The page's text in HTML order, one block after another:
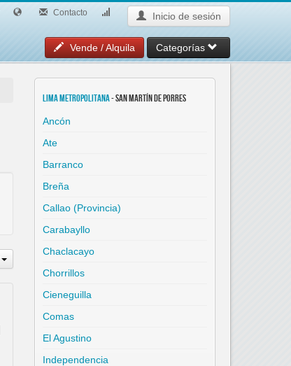
Contacto Inicio de sesión
Vende / Alquila Categorías
Lima Metropolitana- San Martín de Porres
Ancón
Ate
Barranco
Breña
Callao (Provincia)
Carabayllo
Chaclacayo
Chorrillos
Cieneguilla
Comas
El Agustino
Independencia